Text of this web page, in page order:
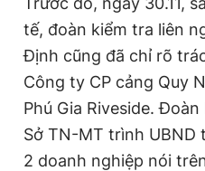
tế, đoàn kiểm tra liên
Định cũng đã chỉ rõ
Công ty CP cảng Quy
Phú Gia Riveside.
Sở TN-MT trình UBND
2 doanh nghiệp nói